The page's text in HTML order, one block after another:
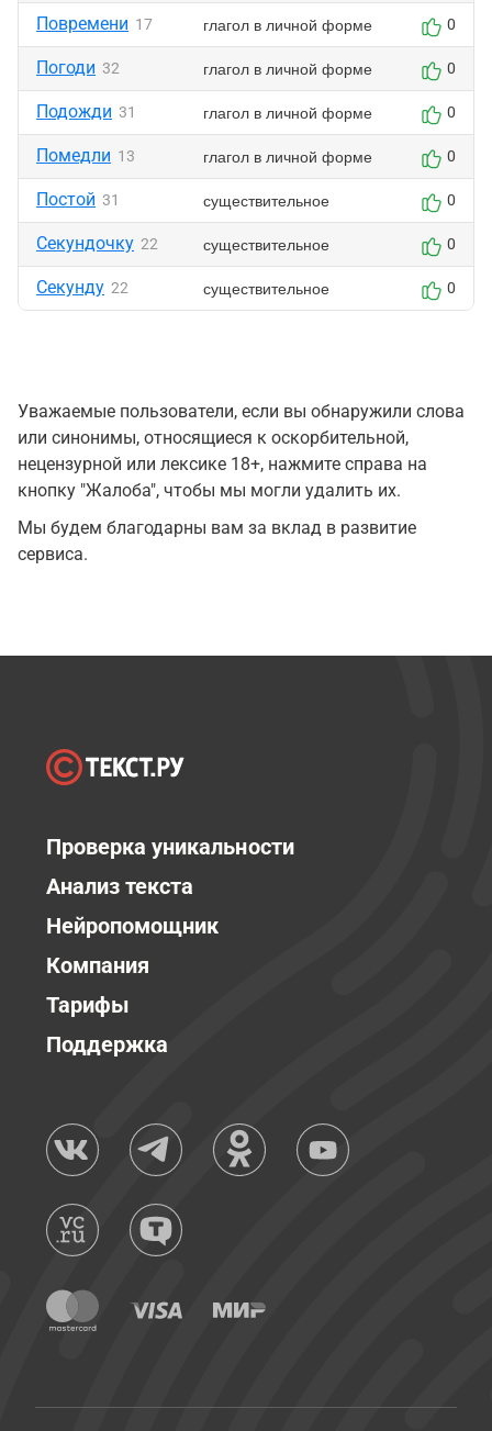
Повремени 17 глагол в личной форме 0
Погоди 32 глагол в личной форме 0
Подожди 31 глагол в личной форме 0
Помедли 13 глагол в личной форме 0
Постой 31 существительное 0
Секундочку 22 существительное 0
Секунду 22 существительное 0
Уважаемые пользователи, если вы обнаружили слова
или синонимы, относящиеся к оскорбительной,
нецензурной или лексике 18+, нажмите справа на
кнопку "Жалоба", чтобы мы могли удалить их.
Мы будем благодарны вам за вклад в развитие
сервиса.
Проверка уникальности
Анализ текста
Нейропомощник
Компания
Тарифы
Поддержка